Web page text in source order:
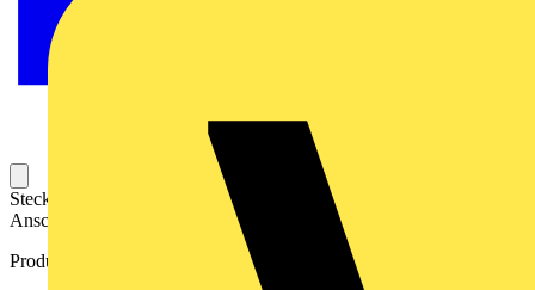
Steckbarer Leiterplatten-Anschluss mit innovativer
Anschlusstechnologie für eine sichere und intuitive Handhabung.
Produktkennzeichen